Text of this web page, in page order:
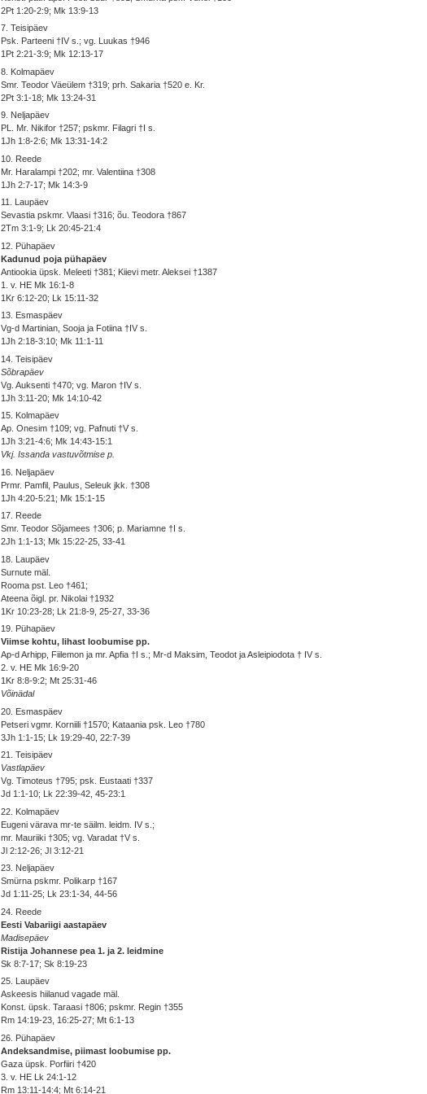
2Pt 1:20-2:9; Mk 13:9-13
7. Teisipäev
Psk. Parteeni †IV s.; vg. Luukas †946
1Pt 2:21-3:9; Mk 12:13-17
8. Kolmapäev
Smr. Teodor Väeülem †319; prh. Sakaria †520 e. Kr.
2Pt 3:1-18; Mk 13:24-31
9. Neljapäev
PL. Mr. Nikifor †257; pskmr. Filagri †I s.
1Jh 1:8-2:6; Mk 13:31-14:2
10. Reede
Mr. Haralampi †202; mr. Valentiina †308
1Jh 2:7-17; Mk 14:3-9
11. Laupäev
Sevastia pskmr. Vlaasi †316; õu. Teodora †867
2Tm 3:1-9; Lk 20:45-21:4
12. Pühapäev
Kadunud poja pühapäev
Antiookia üpsk. Meleeti †381; Kiievi metr. Aleksei †1387
1. v. HE Mk 16:1-8
1Kr 6:12-20; Lk 15:11-32
13. Esmaspäev
Vg-d Martinian, Sooja ja Fotiina †IV s.
1Jh 2:18-3:10; Mk 11:1-11
14. Teisipäev
Sõbrapäev
Vg. Auksenti †470; vg. Maron †IV s.
1Jh 3:11-20; Mk 14:10-42
15. Kolmapäev
Ap. Onesim †109; vg. Pafnuti †V s.
1Jh 3:21-4:6; Mk 14:43-15:1
Vkj. Issanda vastuvõtmise p.
16. Neljapäev
Prmr. Pamfil, Paulus, Seleuk jkk. †308
1Jh 4:20-5:21; Mk 15:1-15
17. Reede
Smr. Teodor Sõjamees †306; p. Mariamne †I s.
2Jh 1:1-13; Mk 15:22-25, 33-41
18. Laupäev
Surnute mäl.
Rooma pst. Leo †461;
Ateena õigl. pr. Nikolai †1932
1Kr 10:23-28; Lk 21:8-9, 25-27, 33-36
19. Pühapäev
Viimse kohtu, lihast loobumise pp.
Ap-d Arhipp, Fiilemon ja mr. Apfia †I s.; Mr-d Maksim, Teodot ja Asleipiodota † IV s.
2. v. HE Mk 16:9-20
1Kr 8:8-9:2; Mt 25:31-46
Võinädal
20. Esmaspäev
Petseri vgmr. Korniili †1570; Kataania psk. Leo †780
3Jh 1:1-15; Lk 19:29-40, 22:7-39
21. Teisipäev
Vastlapäev
Vg. Timoteus †795; psk. Eustaati †337
Jd 1:1-10; Lk 22:39-42, 45-23:1
22. Kolmapäev
Eugeni värava mr-te säilm. leidm. IV s.;
mr. Mauriiki †305; vg. Varadat †V s.
Jl 2:12-26; Jl 3:12-21
23. Neljapäev
Smürna pskmr. Polikarp †167
Jd 1:11-25; Lk 23:1-34, 44-56
24. Reede
Eesti Vabariigi aastapäev
Madisepäev
Ristija Johannese pea 1. ja 2. leidmine
Sk 8:7-17; Sk 8:19-23
25. Laupäev
Askeesis hiilanud vagade mäl.
Konst. üpsk. Taraasi †806; pskmr. Regin †355
Rm 14:19-23, 16:25-27; Mt 6:1-13
26. Pühapäev
Andeksandmise, piimast loobumise pp.
Gaza üpsk. Porfiiri †420
3. v. HE Lk 24:1-12
Rm 13:11-14:4; Mt 6:14-21